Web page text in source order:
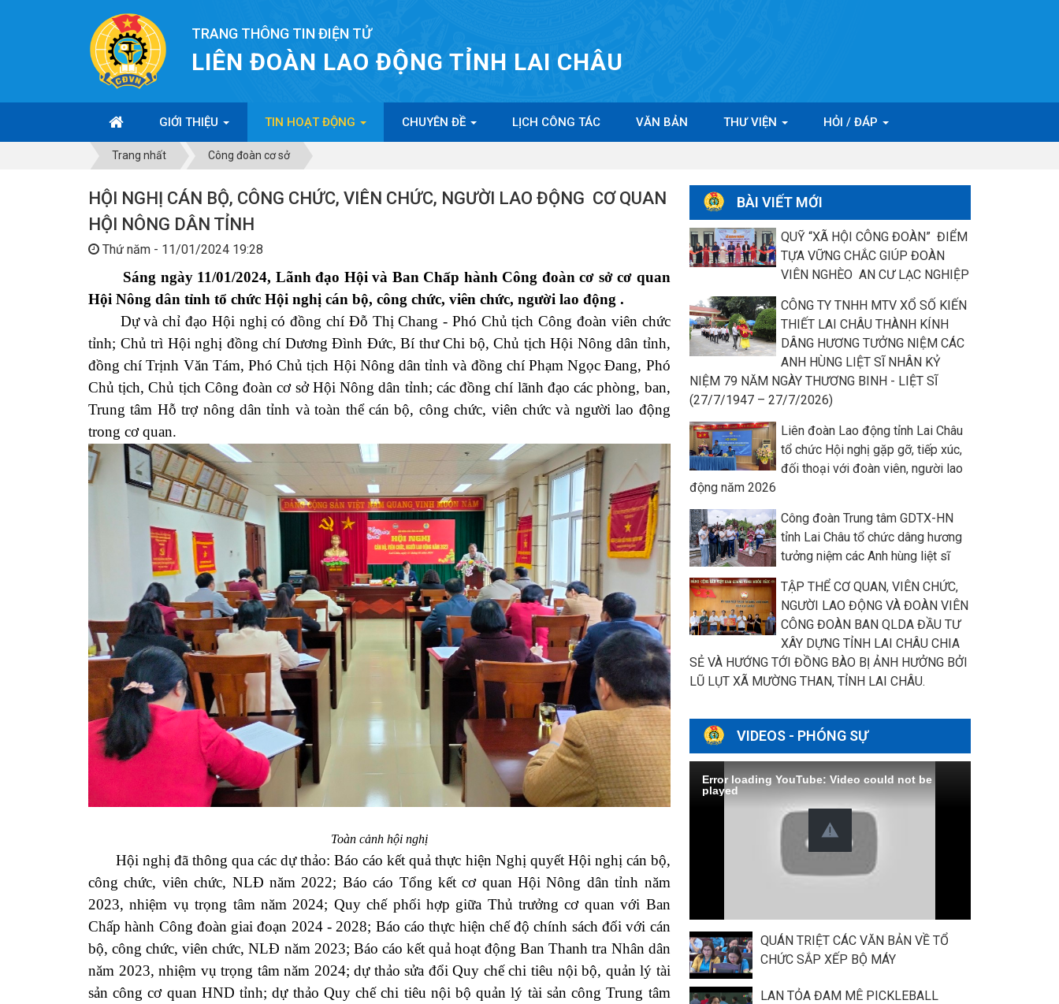
TRANG THÔNG TIN ĐIỆN TỬ
LIÊN ĐOÀN LAO ĐỘNG TỈNH LAI CHÂU
GIỚI THIỆU TIN HOẠT ĐỘNG CHUYÊN ĐỀ LỊCH CÔNG TÁC VĂN BẢN THƯ VIỆN HỎI / ĐÁP
Trang nhất Công đoàn cơ sở
HỘI NGHỊ CÁN BỘ, CÔNG CHỨC, VIÊN CHỨC, NGƯỜI LAO ĐỘNG CƠ QUAN
HỘI NÔNG DÂN TỈNH
Thứ năm - 11/01/2024 19:28
Sáng ngày 11/01/2024, Lãnh đạo Hội và Ban Chấp hành Công đoàn cơ sở cơ quan
Hội Nông dân tỉnh tổ chức Hội nghị cán bộ, công chức, viên chức, người lao động .
Dự và chỉ đạo Hội nghị có đồng chí Đỗ Thị Chang - Phó Chủ tịch Công đoàn viên chức
tỉnh; Chủ trì Hội nghị đồng chí Dương Đình Đức, Bí thư Chi bộ, Chủ tịch Hội Nông dân tỉnh,
đồng chí Trịnh Văn Tám, Phó Chủ tịch Hội Nông dân tỉnh và đồng chí Phạm Ngọc Đang, Phó
Chủ tịch, Chủ tịch Công đoàn cơ sở Hội Nông dân tỉnh; các đồng chí lãnh đạo các phòng, ban,
Trung tâm Hỗ trợ nông dân tỉnh và toàn thể cán bộ, công chức, viên chức và người lao động
trong cơ quan.
Toàn cảnh hội nghị
Hội nghị đã thông qua các dự thảo: Báo cáo kết quả thực hiện Nghị quyết Hội nghị cán bộ,
công chức, viên chức, NLĐ năm 2022; Báo cáo Tổng kết cơ quan Hội Nông dân tỉnh năm
2023, nhiệm vụ trọng tâm năm 2024; Quy chế phối hợp giữa Thủ trưởng cơ quan với Ban
Chấp hành Công đoàn giai đoạn 2024 - 2028; Báo cáo thực hiện chế độ chính sách đối với cán
bộ, công chức, viên chức, NLĐ năm 2023; Báo cáo kết quả hoạt động Ban Thanh tra Nhân dân
năm 2023, nhiệm vụ trọng tâm năm 2024; dự thảo sửa đổi Quy chế chi tiêu nội bộ, quản lý tài
sản công cơ quan HND tỉnh; dự thảo Quy chế chi tiêu nội bộ quản lý tài sản công Trung tâm
BÀI VIẾT MỚI
QUỸ “XÃ HỘI CÔNG ĐOÀN” ĐIỂM
TỰA VỮNG CHẮC GIÚP ĐOÀN
VIÊN NGHÈO AN CƯ LẠC NGHIỆP
CÔNG TY TNHH MTV XỔ SỐ KIẾN
THIẾT LAI CHÂU THÀNH KÍNH
DÂNG HƯƠNG TƯỞNG NIỆM CÁC
ANH HÙNG LIỆT SĨ NHÂN KỶ
NIỆM 79 NĂM NGÀY THƯƠNG BINH - LIỆT SĨ
(27/7/1947 – 27/7/2026)
Liên đoàn Lao động tỉnh Lai Châu
tổ chức Hội nghị gặp gỡ, tiếp xúc,
đối thoại với đoàn viên, người lao
động năm 2026
Công đoàn Trung tâm GDTX-HN
tỉnh Lai Châu tổ chức dâng hương
tưởng niệm các Anh hùng liệt sĩ
TẬP THỂ CƠ QUAN, VIÊN CHỨC,
NGƯỜI LAO ĐỘNG VÀ ĐOÀN VIÊN
CÔNG ĐOÀN BAN QLDA ĐẦU TƯ
XÂY DỰNG TỈNH LAI CHÂU CHIA
SẺ VÀ HƯỚNG TỚI ĐỒNG BÀO BỊ ẢNH HƯỞNG BỞI
LŨ LỤT XÃ MƯỜNG THAN, TỈNH LAI CHÂU.
VIDEOS - PHÓNG SỰ
Error loading YouTube: Video could not be
played
QUÁN TRIỆT CÁC VĂN BẢN VỀ TỔ
CHỨC SẮP XẾP BỘ MÁY
LAN TỎA ĐAM MÊ PICKLEBALL